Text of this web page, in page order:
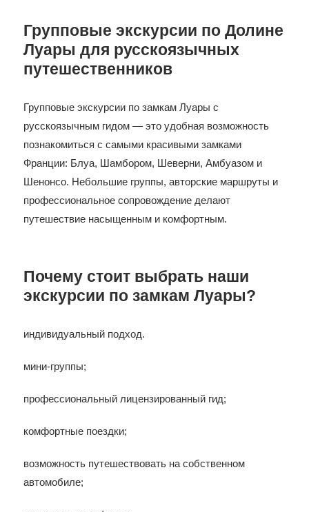
Групповые экскурсии по Долине
Луары для русскоязычных
путешественников
Групповые экскурсии по замкам Луары с
русскоязычным гидом — это удобная возможность
познакомиться с самыми красивыми замками
Франции: Блуа, Шамбором, Шеверни, Амбуазом и
Шенонсо. Небольшие группы, авторские маршруты и
профессиональное сопровождение делают
путешествие насыщенным и комфортным.
Почему стоит выбрать наши
экскурсии по замкам Луары?
индивидуальный подход.
мини-группы;
профессиональный лицензированный гид;
комфортные поездки;
возможность путешествовать на собственном
автомобиле;